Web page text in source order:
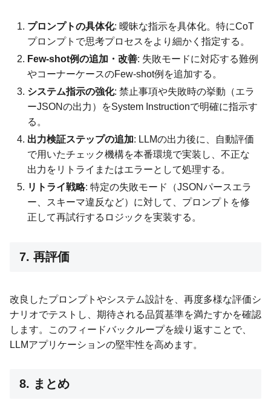
プロンプトの具体化: 曖昧な指示を具体化。特にCoT
プロンプトで思考プロセスをより細かく指定する。
Few-shot例の追加・改善: 失敗モードに対応する難例
やコーナーケースのFew-shot例を追加する。
システム指示の強化: 禁止事項や失敗時の挙動（エラ
ーJSONの出力）をSystem Instructionで明確に指示す
る。
出力検証ステップの追加: LLMの出力後に、自動評価
で用いたチェック機構を本番環境で実装し、不正な
出力をリトライまたはエラーとして処理する。
リトライ戦略: 特定の失敗モード（JSONパースエラ
ー、スキーマ違反など）に対して、プロンプトを修
正して再試行するロジックを実装する。
7. 再評価
改良したプロンプトやシステム設計を、再度多様な評価シ
ナリオでテストし、期待される品質基準を満たすかを確認
します。このフィードバックループを繰り返すことで、
LLMアプリケーションの堅牢性を高めます。
8. まとめ